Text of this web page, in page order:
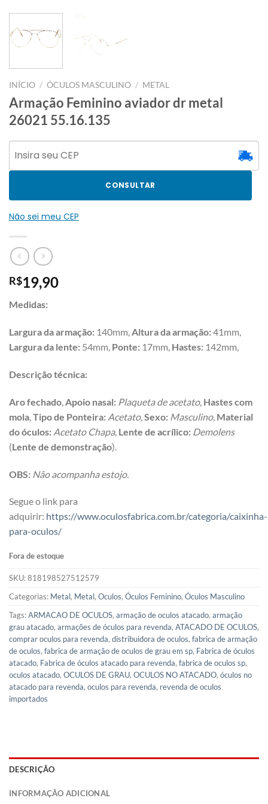
INÍCIO / ÓCULOS MASCULINO / METAL
Armação Feminino aviador dr metal
26021 55.16.135
CONSULTAR
Não sei meu CEP
R$19,90
Medidas:
Largura da armação: 140mm,Altura da armação:41mm,
Largura da lente: 54mm, Ponte: 17mm, Hastes: 142mm,
Descrição técnica:
Aro fechado,Apoio nasal: Plaqueta de acetato, Hastes com
mola,Tipo de Ponteira: Acetato,Sexo: Masculino, Material
do óculos: Acetato Chapa, Lente de acrílico: Demolens
(Lente de demonstração).
OBS: Não acompanha estojo.
Segue o link para
adquirir: https://www.oculosfabrica.com.br/categoria/caixinha-
para-oculos/
Fora de estoque
SKU:818198527512579
Categorias: Metal, Metal, Oculos, Óculos Feminino, Óculos Masculino
Tags:ARMACAO DE OCULOS, armação de oculos atacado, armação
grau atacado, armações de óculos para revenda, ATACADO DE OCULOS,
comprar oculos para revenda, distribuidora de oculos, fabrica de armação
de oculos, fabrica de armação de oculos de grau em sp, Fabrica de óculos
atacado, Fabrica de óculos atacado para revenda, fabrica de oculos sp,
oculos atacado, OCULOS DE GRAU, OCULOS NO ATACADO, óculos no
atacado para revenda, oculos para revenda, revenda de oculos
importados
DESCRIÇÃO
INFORMAÇÃO ADICIONAL